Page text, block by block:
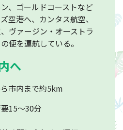
、ゴールドコーストなど
空港へ、カンタス航空、
ヴァージン・オーストラ
便を運航している。
へ
市内まで約5km
15〜30分